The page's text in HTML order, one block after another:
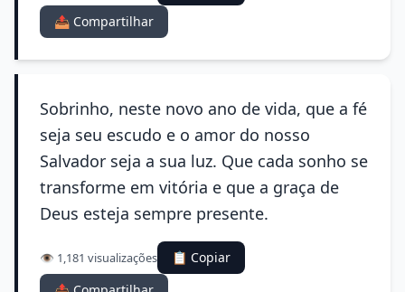
📤 Compartilhar
Sobrinho, neste novo ano de vida, que a fé
seja seu escudo e o amor do nosso
Salvador seja a sua luz. Que cada sonho se
transforme em vitória e que a graça de
Deus esteja sempre presente.
👁️ 1,181 visualizações
📋 Copiar